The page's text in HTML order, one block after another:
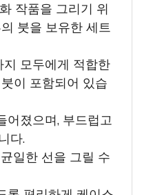
작품을 그리기 위
붓을 보유한 세트
모두에게 적합한
이 포함되어 있습
어졌으며, 부드럽고
다.
일한 선을 그릴 수